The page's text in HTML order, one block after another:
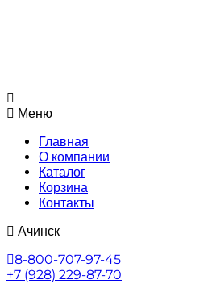
Меню
Главная
О компании
Каталог
Корзина
Контакты
Ачинск
8-800-707-97-45
+7 (928) 229-87-70